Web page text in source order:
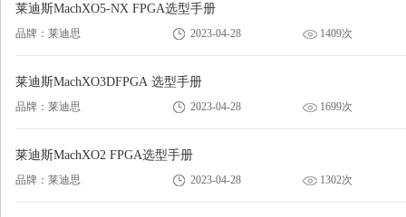
莱迪斯MachXO5-NX FPGA选型手册
品牌：莱迪思 2023-04-28 1409次
莱迪斯MachXO3DFPGA 选型手册
品牌：莱迪思 2023-04-28 1699次
莱迪斯MachXO2 FPGA选型手册
品牌：莱迪思 2023-04-28 1302次